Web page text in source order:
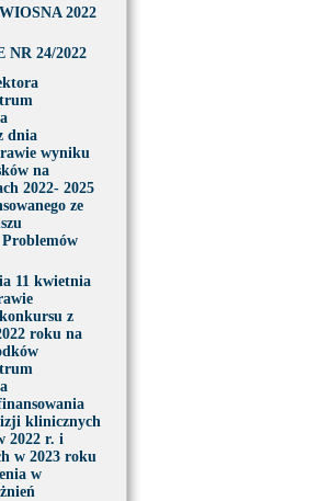
2022
NR 24/2022
dnia
wyniku
na
2022- 2025
ze
11 kwietnia
z
roku na
klinicznych
2022 r. i
w 2023 roku
w